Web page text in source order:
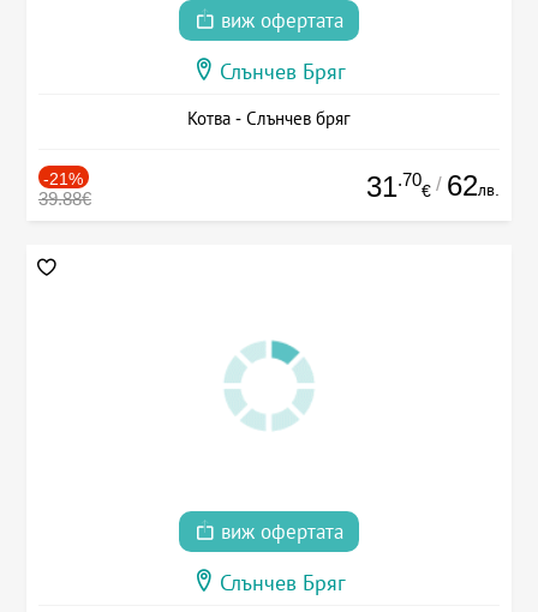
виж офертата
Слънчев Бряг
Котва - Слънчев бряг
-21%
39.88€ 31.70
€ / 62лв.
виж офертата
Слънчев Бряг